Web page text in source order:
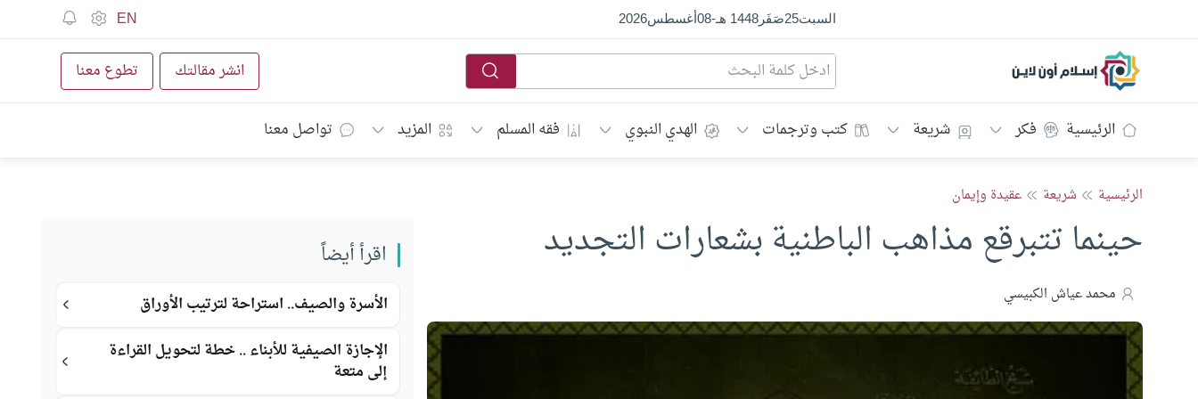
السبت25صَفَر1448 هـ -
08أغسطس2026
EN
إسلام أون لاين انشر مقالتك تطوع معنا
الرئيسية فكر شريعة كتب وترجمات الهدي النبوي فقه المسلم المزيد تواصل معنا
الرئيسية شريعة عقيدة وإيمان
حينما تتبرقع مذاهب الباطنية بشعارات التجديد
محمد عياش الكبيسي
اقرأ أيضاً
الأسرة والصيف.. استراحة لترتيب الأوراق
الإجازة الصيفية للأبناء .. خطة لتحويل القراءة
إلى متعة